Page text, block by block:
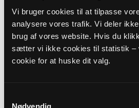
Vi bruger cookies til at tilpasse
analysere vores trafik. Vi deler
brug af vores website. Hvis du
sætter vi ikke cookies til statistik –
cookie for at huske dit valg.
Nødvendig
Sognepræst pt.
Torben
Præstestien 2
S. Spjellerup
4653 Karise